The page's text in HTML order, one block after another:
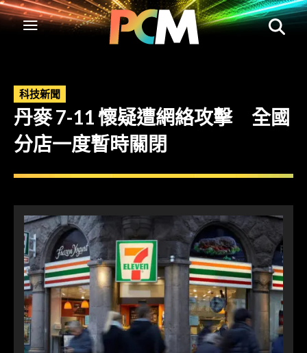
科技新聞
丹麥 7-11 懷疑遭網絡攻擊 全國
分店一度暫時關閉